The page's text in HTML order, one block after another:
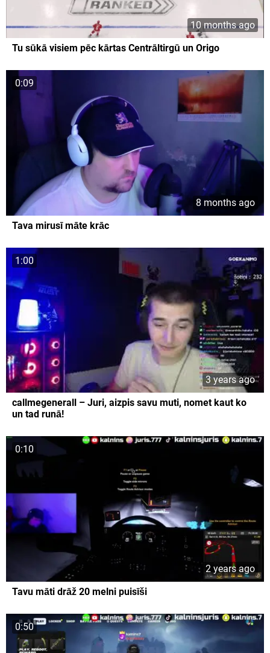
10 months ago
Tu sūkā visiem pēc kārtas Centrāltirgū un Origo
0:09
8 months ago
Tava mirusī māte krāc
1:00
3 years ago
callmegenerall – Juri, aizpis savu muti, nomet kaut ko
un tad runā!
0:10
2 years ago
Tavu māti drāž 20 melni puisīši
0:50